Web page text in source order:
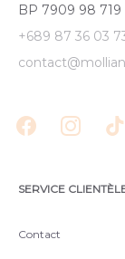
BP 7909 98 719
+689 87 36 03
SERVICE
Contact